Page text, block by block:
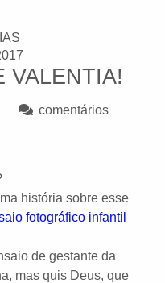
VALENTIA!
comentários
história sobre esse
fotográfico infantil
de gestante da
mas quis Deus, que